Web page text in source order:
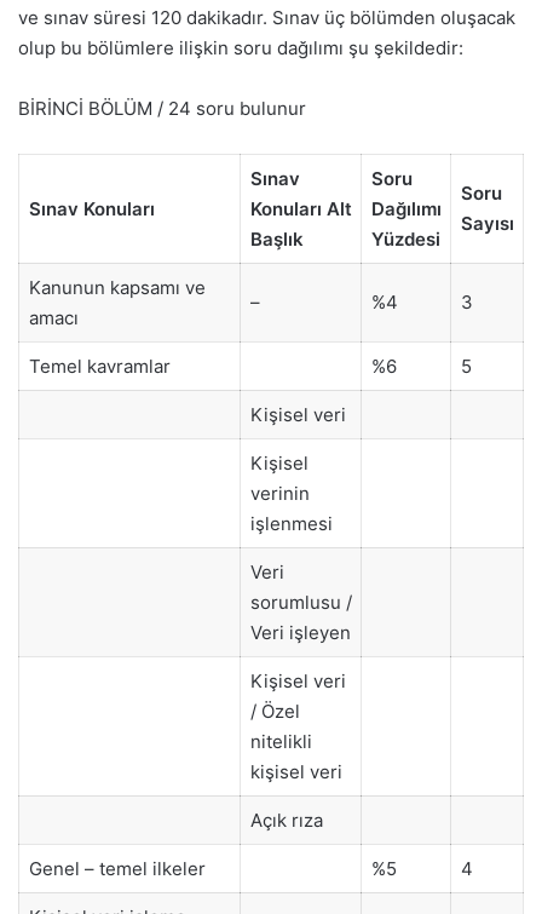
ve sınav süresi 120 dakikadır. Sınav üç bölümden oluşacak
olup bu bölümlere ilişkin soru dağılımı şu şekildedir:
BİRİNCİ BÖLÜM / 24 soru bulunur
Sınav Konuları
Sınav
Konuları Alt
Başlık
Soru
Dağılımı
Yüzdesi
Soru
Sayısı
Kanunun kapsamı ve
amacı
– %4 3
Temel kavramlar %6 5
Kişisel veri
Kişisel
verinin
işlenmesi
Veri
sorumlusu /
Veri işleyen
Kişisel veri
/ Özel
nitelikli
kişisel veri
Açık rıza
Genel – temel ilkeler %5 4